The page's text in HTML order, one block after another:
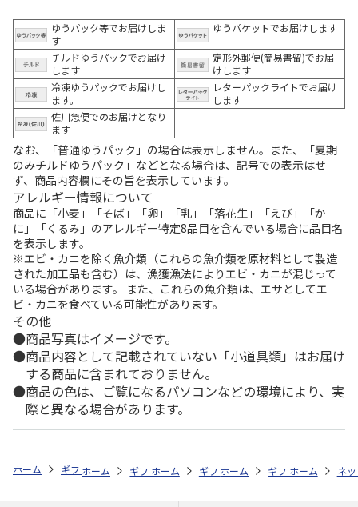
ゆうパック等でお届けしま
す
ゆうパケットでお届けします
チルドゆうパックでお届け
します
定形外郵便(簡易書留)でお届
けします
冷凍ゆうパックでお届けし
ます。
レターパックライトでお届け
します
佐川急便でのお届けとなり
ます
なお、「普通ゆうパック」の場合は表示しません。また、「夏期
のみチルドゆうパック」などとなる場合は、記号での表示はせ
ず、商品内容欄にその旨を表示しています。
アレルギー情報について
商品に「小麦」「そば」「卵」「乳」「落花生」「えび」「か
に」「くるみ」のアレルギー特定8品目を含んでいる場合に品目名
を表示します。
※エビ・カニを除く魚介類（これらの魚介類を原材料として製造
された加工品も含む）は、漁獲漁法によりエビ・カニが混じって
いる場合があります。 また、これらの魚介類は、エサとしてエ
ビ・カニを食べている可能性があります。
その他
商品写真はイメージです。
商品内容として記載されていない「小道具類」はお届け
する商品に含まれておりません。
商品の色は、ご覧になるパソコンなどの環境により、実
際と異なる場合があります。
ホーム ギフトストア お中元・夏ギフト特集 2026 うなぎ・魚・海鮮
ホーム ギフトストア お中元・夏ギフト特集 2026
ホーム ギフトストア お中元・夏ギフト
ホーム ギフトストア お
ホーム ネ